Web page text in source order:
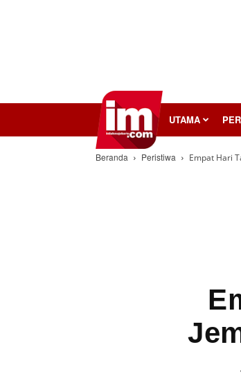
InilahMojokerto UTAMA
Beranda Peristiwa Empat Hari